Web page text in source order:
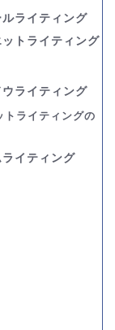
ルライティング
ットライティング
ウライティング
トライティングの
ライティング